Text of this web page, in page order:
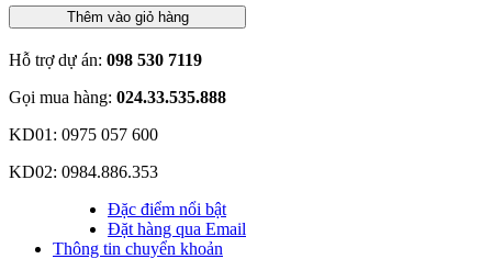
Thêm vào giỏ hàng
Hỗ trợ dự án: 098 530 7119
Gọi mua hàng: 024.33.535.888
KD01: 0975 057 600
KD02: 0984.886.353
Đặc điểm nổi bật
Đặt hàng qua Email
Thông tin chuyển khoản